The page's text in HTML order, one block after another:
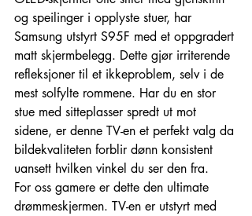
og speilinger i opplyste stuer, har
Samsung utstyrt S95F med et oppgradert
matt skjermbelegg. Dette gjør irriterende
refleksjoner til et ikkeproblem, selv i de
mest solfylte rommene. Har du en stor
stue med sitteplasser spredt ut mot
sidene, er denne TV-en et perfekt valg da
bildekvaliteten forblir dønn konsistent
uansett hvilken vinkel du ser den fra.
For oss gamere er dette den ultimate
drømmeskjermen. TV-en er utstyrt med